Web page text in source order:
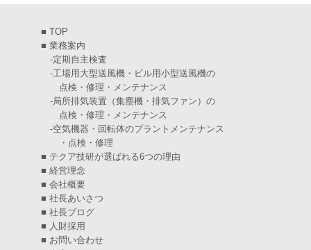
2025年1月(7)
2024年12月(4)
2024年11月(6)
2024年10月(5)
2024年9月(4)
2024年8月(5)
2024年7月(6)
2024年6月 (4)
2024年5月(5)
■ TOP
■ 業務案内
-定期自主検査
-工場用大型送風機・ビル用小型送風機の
点検・修理・メンテナンス
-局所排気装置（集塵機・排気ファン）の
点検・修理・メンテナンス
-空気機器・回転体のプラントメンテナンス
・点検・修理
■ テクア技研が選ばれる6つの理由
■ 経営理念
■ 会社概要
■ 社長あいさつ
■ 社長ブログ
■ 人財採用
■ お問い合わせ